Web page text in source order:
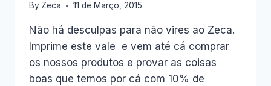
By Zeca 11 de Março, 2015
Não há desculpas para não vires ao Zeca.
Imprime este vale e vem até cá comprar
os nossos produtos e provar as coisas
boas que temos por cá com 10% de